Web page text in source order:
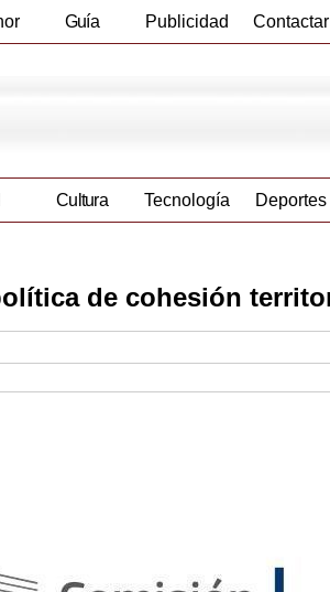
Guía Publicidad Contactar
Cultura Tecnología Deportes
de cohesión